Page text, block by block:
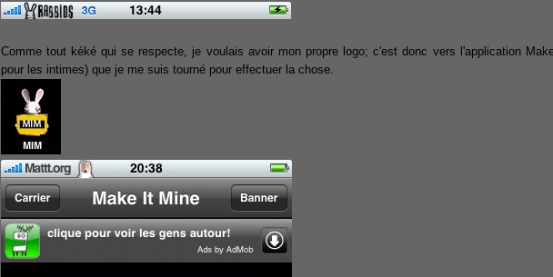
Comme tout kéké qui se respecte, je voulais avoir mon propre logo; c'est donc vers l'application
pour les intimes) que je me suis tourné pour effectuer la chose.